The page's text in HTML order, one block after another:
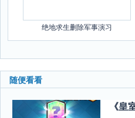
绝地求生删除军事演习
随便看看
《皇